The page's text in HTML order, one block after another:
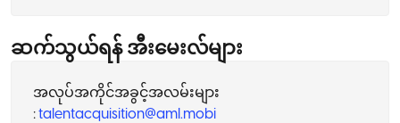
ဆက်သွယ်ရန် အီးမေးလ်များ
အလုပ်အကိုင်အခွင့်အလမ်းများ
:talentacquisition@aml.mobi